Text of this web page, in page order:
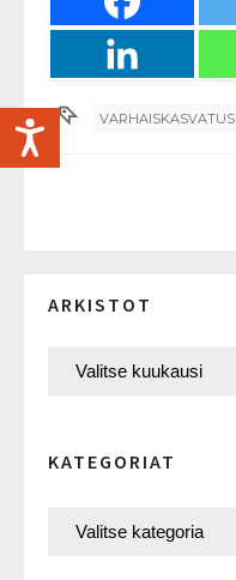
VARHAISKASVATUS
ARKISTOT
KATEGORIAT